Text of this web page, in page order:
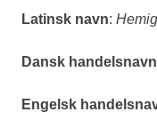
Latinsk navn:
Dansk
Engelsk